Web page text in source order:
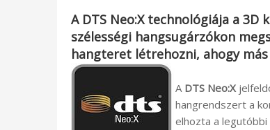
A DTS Neo:Xtechnológiája a 3D
szélességi hangsugárzókon
hangteret létrehozni, ahogy
A DTS Neo:X
hangrendszert a
elhozta a legutóbbi